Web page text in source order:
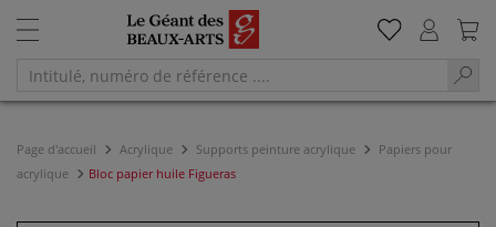
Page d'accueil Acrylique Supports peinture acrylique
Papiers pour
acrylique
Bloc papier huile Figueras